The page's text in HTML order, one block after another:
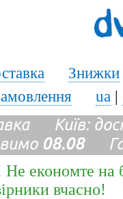
Знижки
ua |
Київ:
08.08
економте на
вчасно!